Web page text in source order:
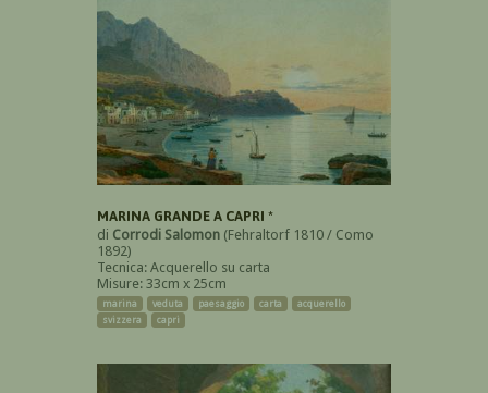
MARINA GRANDE A CAPRI *
di Corrodi Salomon (Fehraltorf 1810 / Como
1892)
Tecnica: Acquerello su carta
Misure: 33cm x 25cm
marina veduta paesaggio carta
acquerello
svizzera
capri